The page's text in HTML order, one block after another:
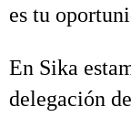
es tu
En Sika
delegación